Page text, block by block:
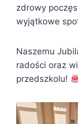
zdrowy
wyjątkowe
Naszemu
radości oraz
przedszkolu!